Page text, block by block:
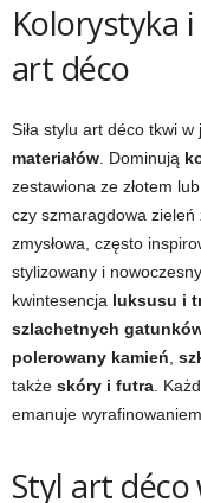
Kolorystyka
art déco
Siła stylu art déco tkwi w
materiałów . Dominują
zestawiona ze złotem
czy szmaragdowa
zmysłowa, często
stylizowany i
kwintesencja luksusu i
szlachetnych
polerowany kamień
także skóry i futra .
emanuje wyrafinowaniem.
Styl art déco